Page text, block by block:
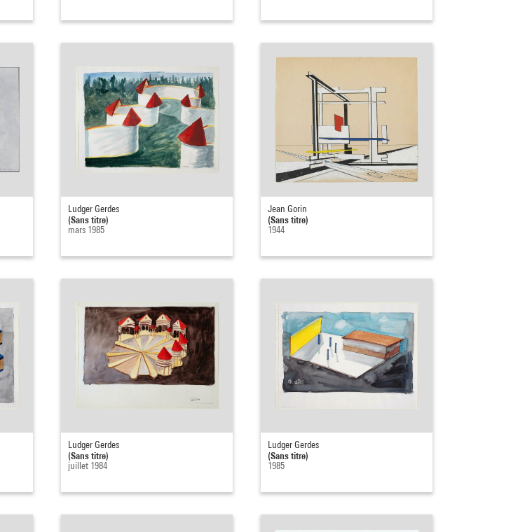
Ludger Gerdes
(Sans titre)
mars 1985
Jean Gorin
(Sans titre)
1944
Ludger Gerdes
(Sans titre)
juillet 1984
Ludger Gerdes
(Sans titre)
1985